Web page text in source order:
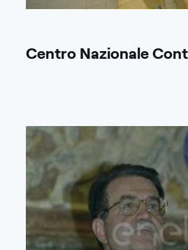
Centro Nazionale